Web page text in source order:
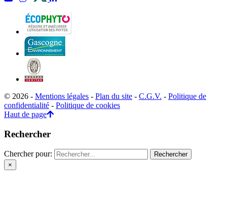
© 2026 - Mentions légales - Plan du site - C.G.V. - Politique de
confidentialité - Politique de cookies
Haut de page
Rechercher
Chercher pour:
×